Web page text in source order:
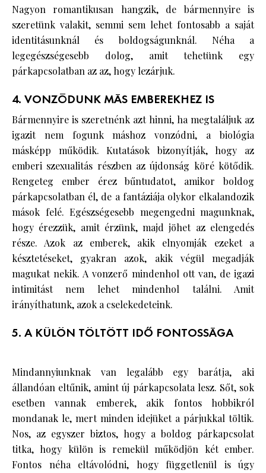
Nagyon romantikusan hangzik, de bármennyire is
szeretünk valakit, semmi sem lehet fontosabb a saját
identitásunknál és boldogságunknál. Néha a
legegészségesebb dolog, amit tehetünk egy
párkapcsolatban az az, hogy lezárjuk.
4. VONZÓDUNK MÁS EMBEREKHEZ IS
Bármennyire is szeretnénk azt hinni, ha megtaláljuk az
igazit nem fogunk máshoz vonzódni, a biológia
másképp működik. Kutatások bizonyítják, hogy az
emberi szexualitás részben az újdonság köré kötődik.
Rengeteg ember érez bűntudatot, amikor boldog
párkapcsolatban él, de a fantáziája olykor elkalandozik
mások felé. Egészségesebb megengedni magunknak,
hogy érezzük, amit érzünk, majd jöhet az elengedés
része. Azok az emberek, akik elnyomják ezeket a
késztetéseket, gyakran azok, akik végül megadják
magukat nekik. A vonzerő mindenhol ott van, de igazi
intimitást nem lehet mindenhol találni. Amit
irányíthatunk, azok a cselekedeteink.
5. A KÜLÖN TÖLTÖTT IDŐ FONTOSSÁGA
Mindannyiunknak van legalább egy barátja, aki
állandóan eltűnik, amint új párkapcsolata lesz. Sőt, sok
esetben vannak emberek, akik fontos hobbikról
mondanak le, mert minden idejüket a párjukkal töltik.
Nos, az egyszer biztos, hogy a boldog párkapcsolat
titka, hogy külön is remekül működjön két ember.
Fontos néha eltávolódni, hogy függetlenül is úgy